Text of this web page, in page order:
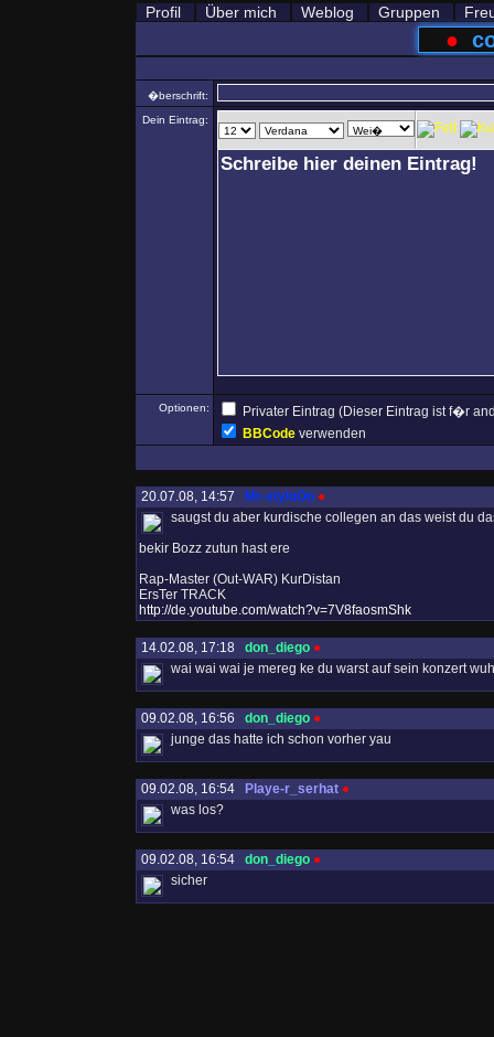
Profil Über mich Weblog Gruppen
●
�berschrift:
Dein Eintrag:
Optionen:
Privater Eintrag (Dieser Eintrag ist f�r
BBCode verwenden
20.07.08, 14:57 Mr-styloOo ●
saugst du aber kurdische collegen an das weist du
bekir Bozz zutun hast ere
Rap-Master (Out-WAR) KurDistan
ErsTer TRACK
http://de.youtube.com/watch?v=7V8faosmShk
14.02.08, 17:18 don_diego ●
wai wai wai je mereg ke du warst auf sein konzert
09.02.08, 16:56 don_diego ●
junge das hatte ich schon vorher yau
09.02.08, 16:54 Playe-r_serhat ●
was los?
09.02.08, 16:54 don_diego ●
sicher